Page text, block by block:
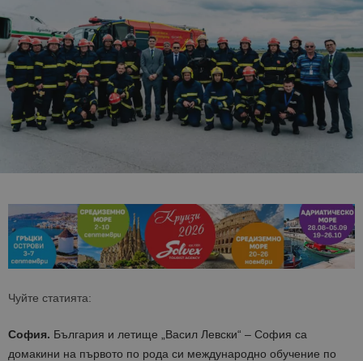
Чуйте статията:
София. България и летище „Васил Левски“ – София са
домакини на първото по рода си международно обучение по